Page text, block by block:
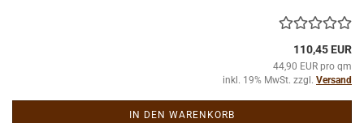
110,45 EUR
44,90 EUR pro qm
inkl. 19% MwSt. zzgl. Versand
IN DEN WARENKORB